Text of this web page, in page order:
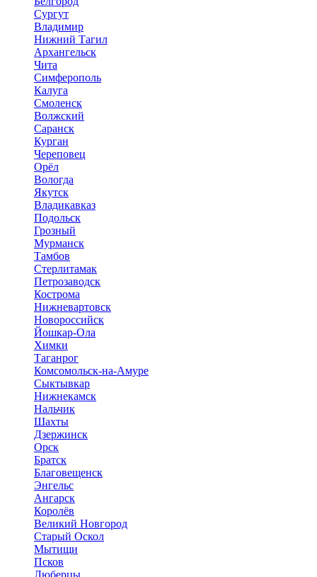
Сургут
Владимир
Нижний Тагил
Архангельск
Чита
Симферополь
Калуга
Смоленск
Волжский
Саранск
Курган
Череповец
Орёл
Вологда
Якутск
Владикавказ
Подольск
Грозный
Мурманск
Тамбов
Стерлитамак
Петрозаводск
Кострома
Нижневартовск
Новороссийск
Йошкар-Ола
Химки
Таганрог
Комсомольск-на-Амуре
Сыктывкар
Нижнекамск
Нальчик
Шахты
Дзержинск
Орск
Братск
Благовещенск
Энгельс
Ангарск
Королёв
Великий Новгород
Старый Оскол
Мытищи
Псков
Люберцы